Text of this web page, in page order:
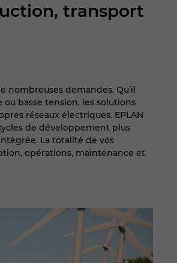
transport
nombreuses demandes. Qu’il
basse tension, les solutions
réseaux électriques. EPLAN
de développement plus
La totalité de vos
opérations, maintenance et